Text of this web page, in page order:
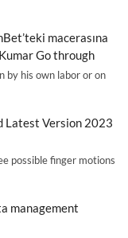
macerasına
Go through
by his own labor or on
Latest Version 2023
possible finger motions
management